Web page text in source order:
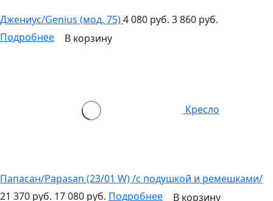
Джениус/Genius (мод. 75)4 080 руб. 3 860 руб.
Подробнее
В корзину
Кресло
Папасан/Papasan (23/01 W) /с подушкой и ремешками/
21 370 руб. 17 080 руб. Подробнее В корзину